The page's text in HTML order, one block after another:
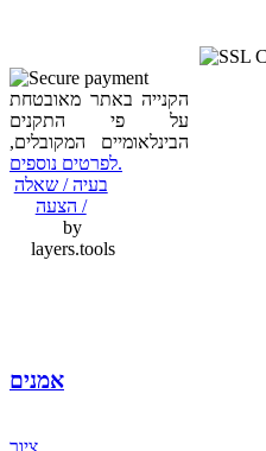
הקנייה באתר מאובטחת
על פי התקנים
הבינלאומיים המקובלים,
לפרטים נוספים.
בעיה / שאלה
/ הצעה
by
layers.tools
אמנים